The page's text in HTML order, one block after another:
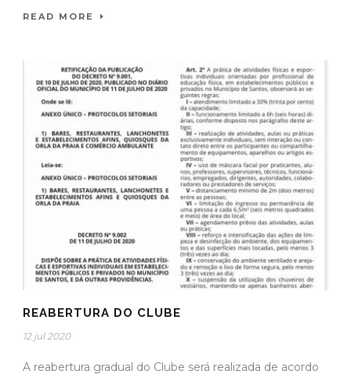
READ MORE
REABERTURA DO CLUBE
12 jul 2020
A reabertura gradual do Clube será realizada de acordo